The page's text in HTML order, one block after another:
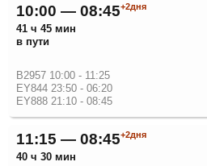
10:00 — 08:45+2дня
41 ч 45 мин
в пути
B2957 10:00 - 11:25
EY844 23:50 - 06:20
EY888 21:10 - 08:45
11:15 — 08:45+2дня
40 ч 30 мин